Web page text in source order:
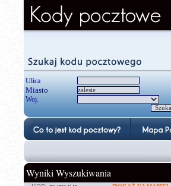
Ulica
Miasto
Woj.
Wyniki Wyszukiwania